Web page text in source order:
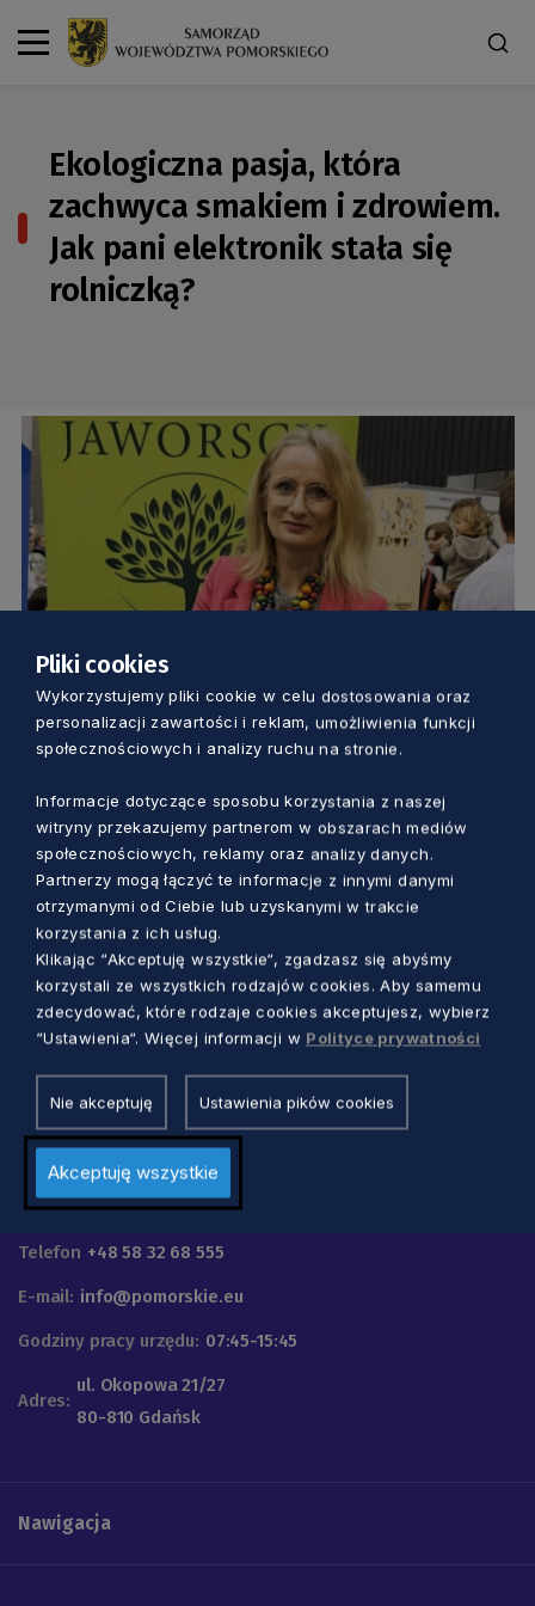
Ekologiczna pasja, która
zachwyca smakiem i zdrowiem.
Jak pani elektronik stała się
rolniczką?
KUCHNIA
smakiem i zdrowiem. Jak pani elektronik
stała się rolniczką?
Dorota Kulka
Urząd Marszałkowski
Województwa Pomorskiego
Telefon +48 58 32 68 555
E-mail: info@pomorskie.eu
Godziny pracy urzędu: 07:45-15:45
Adres:
ul. Okopowa 21/27
80-810 Gdańsk
Nawigacja
Pliki cookies
Wykorzystujemy pliki cookie w celu dostosowania oraz
personalizacji zawartości i reklam, umożliwienia funkcji
społecznościowych i analizy ruchu na stronie.
Informacje dotyczące sposobu korzystania z naszej
witryny przekazujemy partnerom w obszarach mediów
społecznościowych, reklamy oraz analizy danych.
Partnerzy mogą łączyć te informacje z innymi danymi
otrzymanymi od Ciebie lub uzyskanymi w trakcie
korzystania z ich usług.
Klikając “Akceptuję wszystkie“, zgadzasz się abyśmy
korzystali ze wszystkich rodzajów cookies. Aby samemu
zdecydować, które rodzaje cookies akceptujesz, wybierz
“Ustawienia“. Więcej informacji w Polityce prywatności
Nie akceptuję Ustawienia pików cookies
Akceptuję wszystkie